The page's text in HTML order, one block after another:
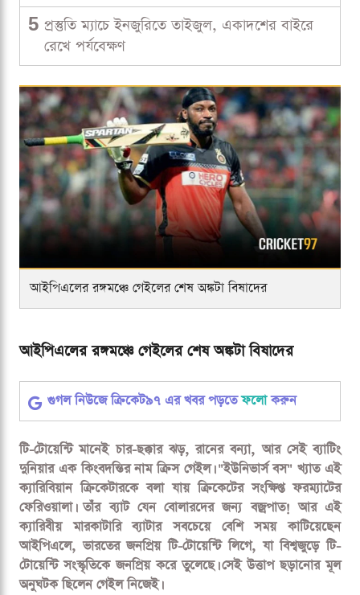
5 প্রস্তুতি ম্যাচে ইনজুরিতে তাইজুল, একাদশের বাইরে
রেখে পর্যবেক্ষণ
আইপিএলের রঙ্গমঞ্চে গেইলের শেষ অঙ্কটা বিষাদের
আইপিএলের রঙ্গমঞ্চে গেইলের শেষ অঙ্কটা বিষাদের
গুগল নিউজে ক্রিকেট৯৭ এর খবর পড়তেফলোকরুন
টি-টোয়েন্টি মানেই চার-ছক্কার ঝড়, রানের বন্যা, আর সেই ব্যাটিং
দুনিয়ার এক কিংবদন্তির নাম ক্রিস গেইল। "ইউনিভার্স বস" খ্যাত এই
ক্যারিবিয়ান ক্রিকেটারকে বলা যায় ক্রিকেটের সংক্ষিপ্ত ফরম্যাটের
ফেরিওয়ালা। তাঁর ব্যাট যেন বোলারদের জন্য বজ্রপাত! আর এই
ক্যারিবীয় মারকাটারি ব্যাটার সবচেয়ে বেশি সময় কাটিয়েছেন
আইপিএলে, ভারতের জনপ্রিয় টি-টোয়েন্টি লিগে, যা বিশ্বজুড়ে টি-
টোয়েন্টি সংস্কৃতিকে জনপ্রিয় করে তুলেছে। সেই উত্তাপ ছড়ানোর মূল
অনুঘটক ছিলেন গেইল নিজেই।